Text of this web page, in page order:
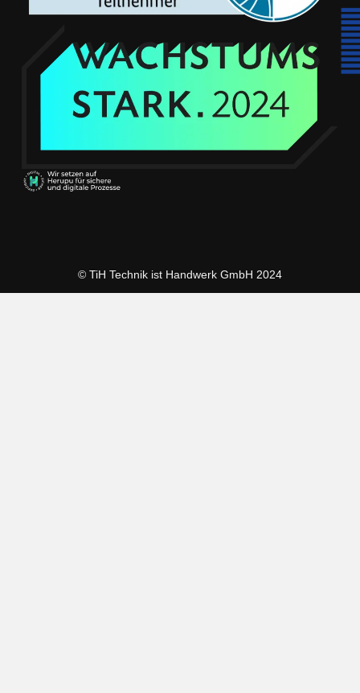
© TiH Technik ist Handwerk GmbH 2024